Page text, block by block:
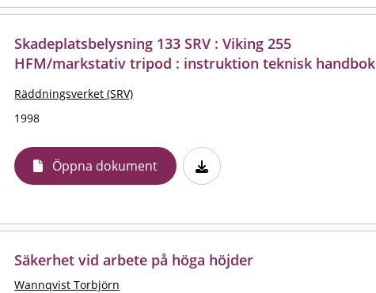
Skadeplatsbelysning 133 SRV : Viking 255
HFM/markstativ tripod : instruktion teknisk handbok
Räddningsverket (SRV)
1998
Öppna dokument
Säkerhet vid arbete på höga höjder
Wannqvist Torbjörn